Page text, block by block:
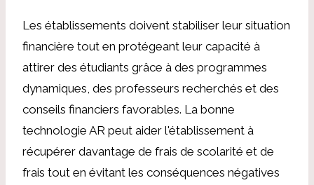
Les établissements doivent stabiliser leur situation
financière tout en protégeant leur capacité à
attirer des étudiants grâce à des programmes
dynamiques, des professeurs recherchés et des
conseils financiers favorables. La bonne
technologie AR peut aider l'établissement à
récupérer davantage de frais de scolarité et de
frais tout en évitant les conséquences négatives